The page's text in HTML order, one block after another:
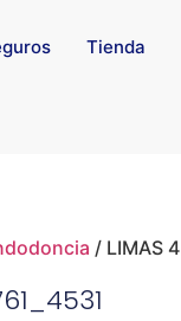
Tienda
/ LIMAS